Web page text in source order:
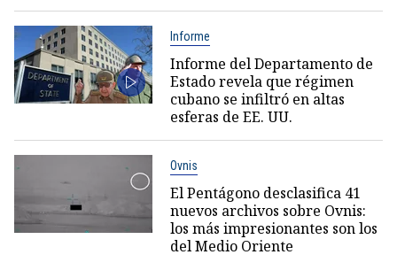
Informe
Informe del Departamento de
Estado revela que régimen
cubano se infiltró en altas
esferas de EE. UU.
Ovnis
El Pentágono desclasifica 41
nuevos archivos sobre Ovnis:
los más impresionantes son los
del Medio Oriente